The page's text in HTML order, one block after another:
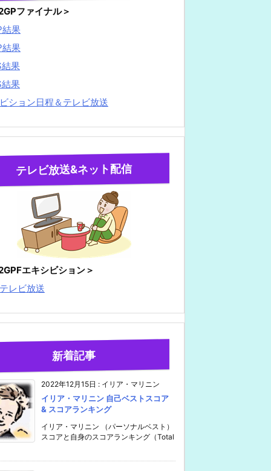
ファイナル＞
結果
結果
果
果
ション日程＆テレビ放送
テレビ放送&ネット配信
エキシビション＞
レビ放送
新着記事
2022年12月15日 : イリア・マリニン
イリア・マリニン 自己ベストスコア
& スコアランキング
イリア・マリニン （パーソナルベスト）
スコアと自身のスコアランキング（Total